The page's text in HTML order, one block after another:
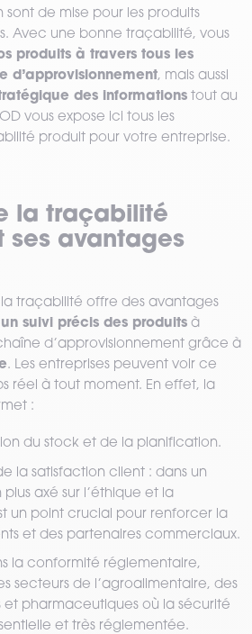
de mise pour les produits
Avec une bonne traçabilité, vous
produits à travers tous les
d’approvisionnement, mais aussi
des informations tout au
vous expose ici tous les
produit pour votre entreprise.
la traçabilité
ses avantages
la traçabilité offre des avantages
un suivi précis des produits à
d’approvisionnement grâce à
. Les entreprises peuvent voir ce
réel à tout moment. En effet, la
:
du stock et de la planification.
la satisfaction client : dans un
axé sur l’éthique et la
un point crucial pour renforcer la
et des partenaires commerciaux.
la conformité réglementaire,
secteurs de l’agroalimentaire, des
et pharmaceutiques où la sécurité
et très réglementée.